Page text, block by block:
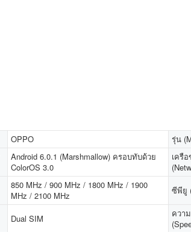
OPPO
รุ่น
Android 6.0.1 (Marshmallow) ครอบทับด้วย
ColorOS 3.0
เครื
850 MHz / 900 MHz / 1800 MHz / 1900
MHz / 2100 MHz
ซีพียู
Dual SIM
ควา